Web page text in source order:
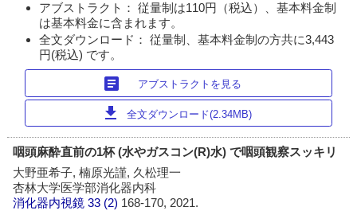
アブストラクト： 従量制は110円（税込）、基本料金制
は基本料金に含まれます。
全文ダウンロード： 従量制、基本料金制の方共に3,443
円(税込) です。
article アブストラクトを見る
download 全文ダウンロード(2.34MB)
咽頭麻酔直前の1杯 (水やガスコン(R)水) で咽頭観察スッキリ
大野亜希子, 楠原光謹, 久松理一
杏林大学医学部消化器内科
消化器内視鏡 33 (2) 168-170, 2021.